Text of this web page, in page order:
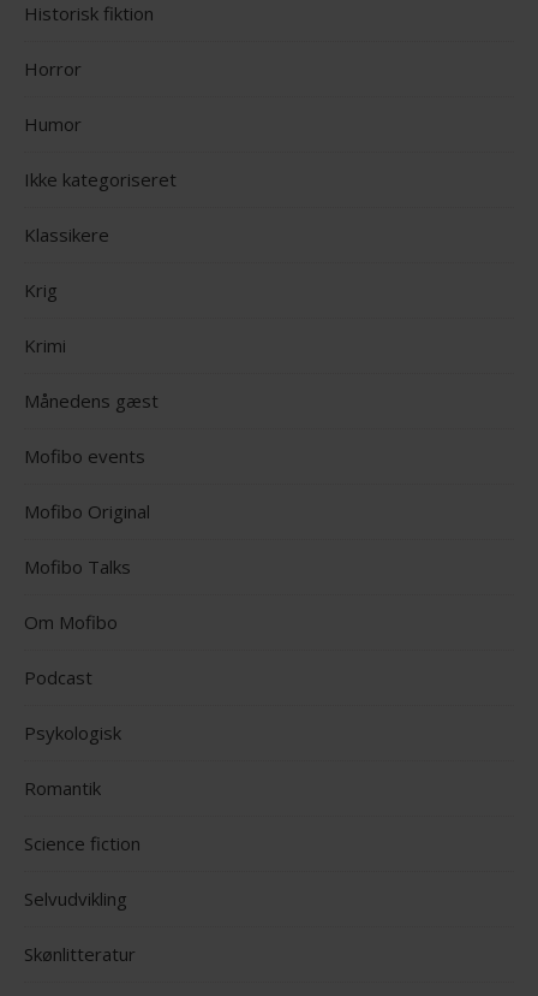
Historisk fiktion
Horror
Humor
Ikke kategoriseret
Klassikere
Krig
Krimi
Månedens gæst
Mofibo events
Mofibo Original
Mofibo Talks
Om Mofibo
Podcast
Psykologisk
Romantik
Science fiction
Selvudvikling
Skønlitteratur